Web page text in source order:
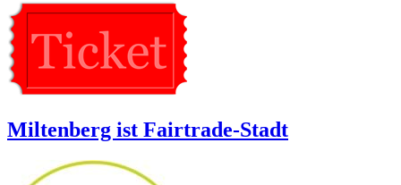
Miltenberg ist Fairtrade-Stadt